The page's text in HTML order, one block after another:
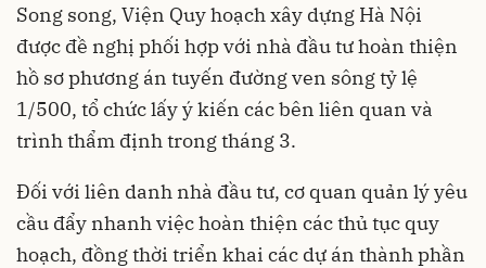
Song song, Viện Quy hoạch xây dựng Hà Nội
được đề nghị phối hợp với nhà đầu tư hoàn thiện
hồ sơ phương án tuyến đường ven sông tỷ lệ
1/500, tổ chức lấy ý kiến các bên liên quan và
trình thẩm định trong tháng 3.
Đối với liên danh nhà đầu tư, cơ quan quản lý yêu
cầu đẩy nhanh việc hoàn thiện các thủ tục quy
hoạch, đồng thời triển khai các dự án thành phần